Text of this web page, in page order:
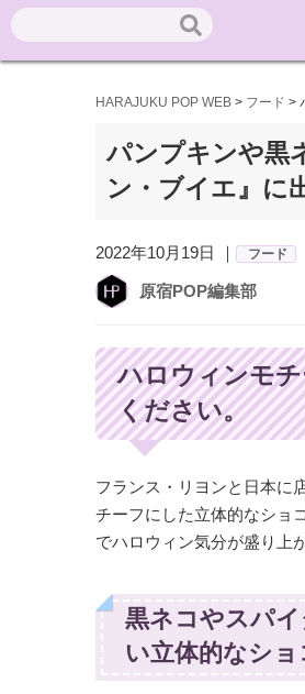
HARAJUKU POP WEB > フード >
パンプキンや黒
ン・ブイエ』に
2022年10月19日 ｜ フード
原宿POP編集部
ハロウィンモ
ください。
フランス・リヨンと日本に
チーフにした立体的なショ
でハロウィン気分が盛り上
黒ネコやスパ
い立体的なショ